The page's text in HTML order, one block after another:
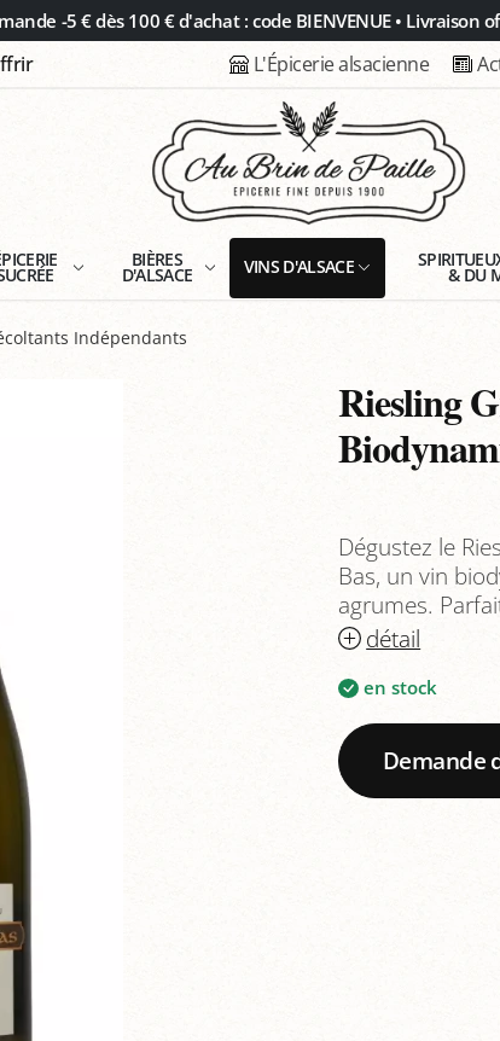
-5 € dès 100 € d'achat : code BIENVENUE • Livraison
L'Épicerie alsacienne
BIÈRES
D'ALSACE VINS D'ALSACE & DU
Indépendants
Riesling
Dégustez le
Bas, un vin
agrumes.
détail
en stock
Demande